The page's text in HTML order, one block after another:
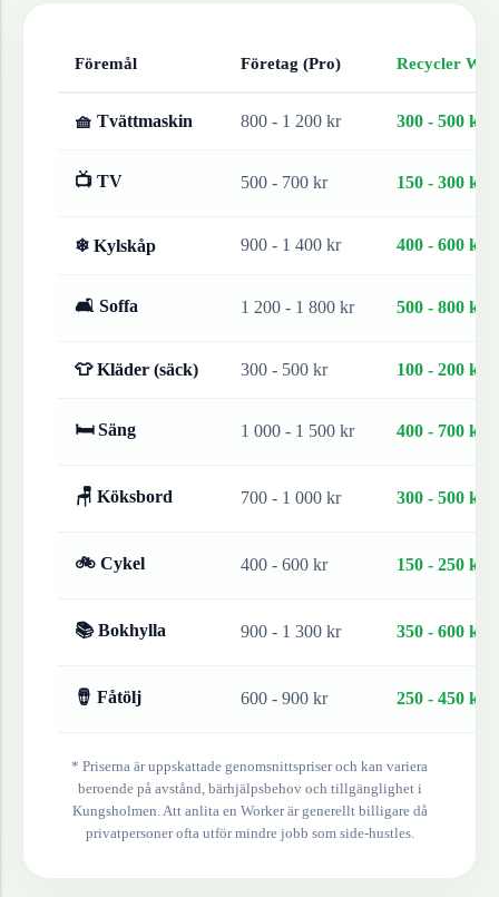
Föremål Företag (Pro) Recycler
🧺 Tvättmaskin 800 - 1 200 kr 300 - 500 kr
📺 TV 500 - 700 kr 150 - 300 kr
❄ Kylskåp 900 - 1 400 kr 400 - 600 kr
🛋 Soffa 1 200 - 1 800 kr 500 - 800 kr
👕 Kläder (säck) 300 - 500 kr 100 - 200 kr
🛏 Säng 1 000 - 1 500 kr 400 - 700 kr
🪑 Köksbord 700 - 1 000 kr 300 - 500 kr
🚲 Cykel 400 - 600 kr 150 - 250 kr
📚 Bokhylla 900 - 1 300 kr 350 - 600 kr
🪘 Fåtölj 600 - 900 kr 250 - 450 kr
* Priserna är uppskattade genomsnittspriser och kan variera
beroende på avstånd, bärhjälpsbehov och tillgänglighet i
Kungsholmen. Att anlita en Worker är generellt billigare då
privatpersoner ofta utför mindre jobb som side-hustles.